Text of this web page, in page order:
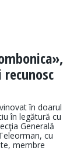
în doarul
în legătură cu
Generală
cu
membre